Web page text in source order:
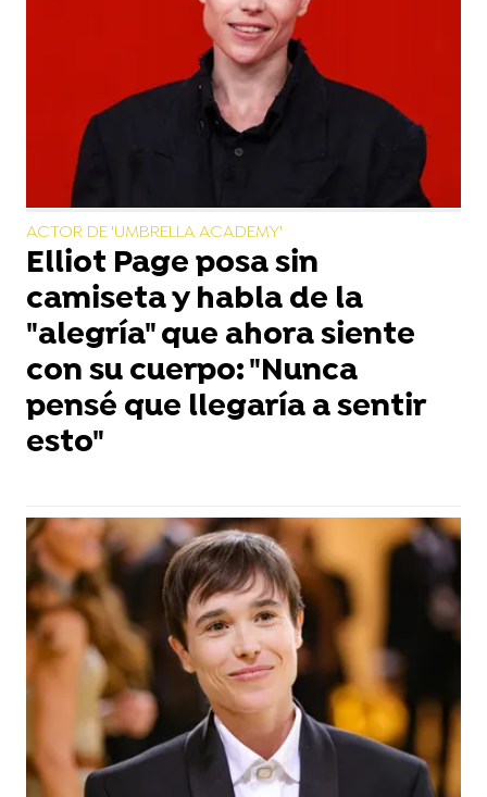
ACTOR DE 'UMBRELLA ACADEMY'
Elliot Page posa sin
camiseta y habla de la
"alegría" que ahora siente
con su cuerpo: "Nunca
pensé que llegaría a sentir
esto"